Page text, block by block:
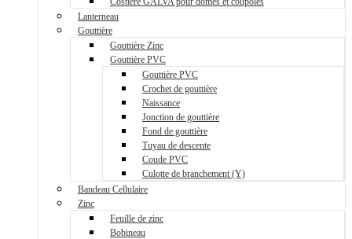
Lanterneau
Gouttière
Gouttière Zinc
Gouttière PVC
Gouttière PVC
Crochet de gouttière
Naissance
Jonction de gouttière
Fond de gouttière
Tuyau de descente
Coude PVC
Culotte de branchement (Y)
Bandeau Cellulaire
Zinc
Feuille de zinc
Bobineau